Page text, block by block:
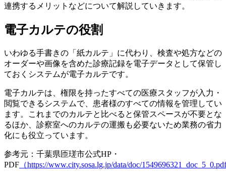
連携するメリットなどについて解説していきます。
電子カルテの役割
いわゆる手書きの「紙カルテ」に代わり、 検査や処方などの
オーダーや画像を含めた診療記録を電子データとして保管し
ておくシステムが電子カルテです。
電子カルテは、権限を持ったすべての医療スタッフが入力・
閲覧できるシステムで、患者様のすべての情報を管理してい
ます。これまでのカルテと比べると保管スペースが不要とな
るほか、診察室へのカルテの運搬も必要ないため業務の省力
化にも役立っています。
参考元：千葉県匝瑳市公式HP・
PDF （https://www.city.sosa.lg.jp/data/doc/1549696321_doc_5_0.pdf